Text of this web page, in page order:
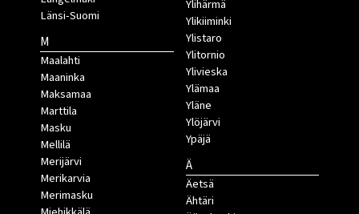
Länsi-Suomi
M
Maalahti
Maaninka
Maksamaa
Marttila
Masku
Mellilä
Merijärvi
Merikarvia
Merimasku
Ylihärmä
Ylikiiminki
Ylistaro
Ylitornio
Ylivieska
Ylämaa
Yläne
Ylöjärvi
Ypäjä
Ä
Äetsä
Ähtäri